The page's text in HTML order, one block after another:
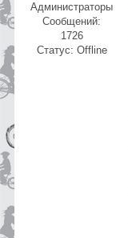
Администраторы
Сообщений:
1726
Статус: Offline